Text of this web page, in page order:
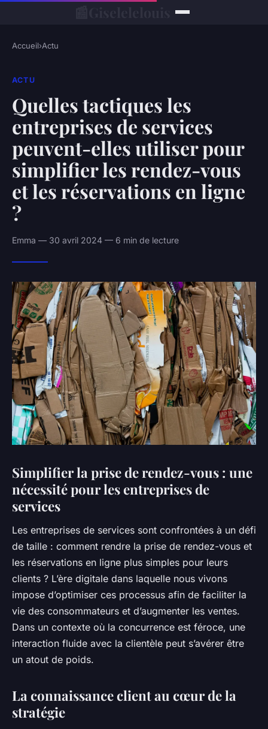
Accueil›Actu
ACTU
Quelles tactiques les
entreprises de services
peuvent-elles utiliser pour
simplifier les rendez-vous
et les réservations en ligne
?
Emma — 30 avril 2024 — 6 min de lecture
Simplifier la prise de rendez-vous : une
nécessité pour les entreprises de
services
Les entreprises de services sont confrontées à un défi
de taille : comment rendre la prise de rendez-vous et
les réservations en ligne plus simples pour leurs
clients ? L’ère digitale dans laquelle nous vivons
impose d’optimiser ces processus afin de faciliter la
vie des consommateurs et d’augmenter les ventes.
Dans un contexte où la concurrence est féroce, une
interaction fluide avec la clientèle peut s’avérer être
un atout de poids.
La connaissance client au cœur de la
stratégie